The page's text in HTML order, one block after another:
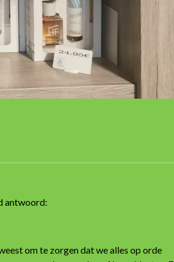
antwoord:
om te zorgen dat we alles op orde